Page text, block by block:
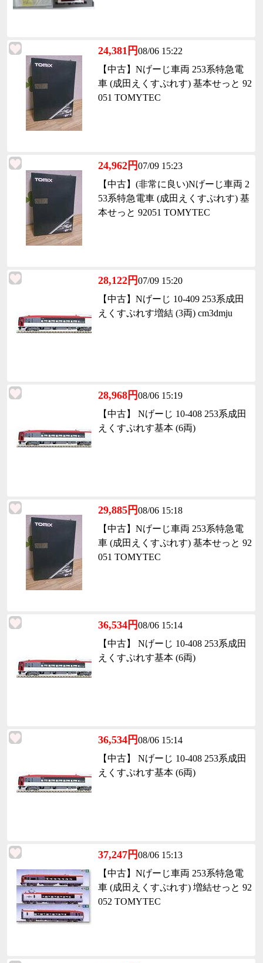
24,381円08/06 15:22
【中古】Nげーじ車両 253系特急電
車 (成田えくすぷれす) 基本せっと 92
051 TOMYTEC
24,962円07/09 15:23
【中古】(非常に良い)Nげーじ車両 2
53系特急電車 (成田えくすぷれす) 基
本せっと 92051 TOMYTEC
28,122円07/09 15:20
【中古】Nげーじ 10-409 253系成田
えくすぷれす増結 (3両) cm3dmju
28,968円08/06 15:19
【中古】 Nげーじ 10-408 253系成田
えくすぷれす基本 (6両)
29,885円08/06 15:18
【中古】Nげーじ車両 253系特急電
車 (成田えくすぷれす) 基本せっと 92
051 TOMYTEC
36,534円08/06 15:14
【中古】 Nげーじ 10-408 253系成田
えくすぷれす基本 (6両)
36,534円08/06 15:14
【中古】 Nげーじ 10-408 253系成田
えくすぷれす基本 (6両)
37,247円08/06 15:13
【中古】Nげーじ車両 253系特急電
車 (成田えくすぷれす) 増結せっと 92
052 TOMYTEC